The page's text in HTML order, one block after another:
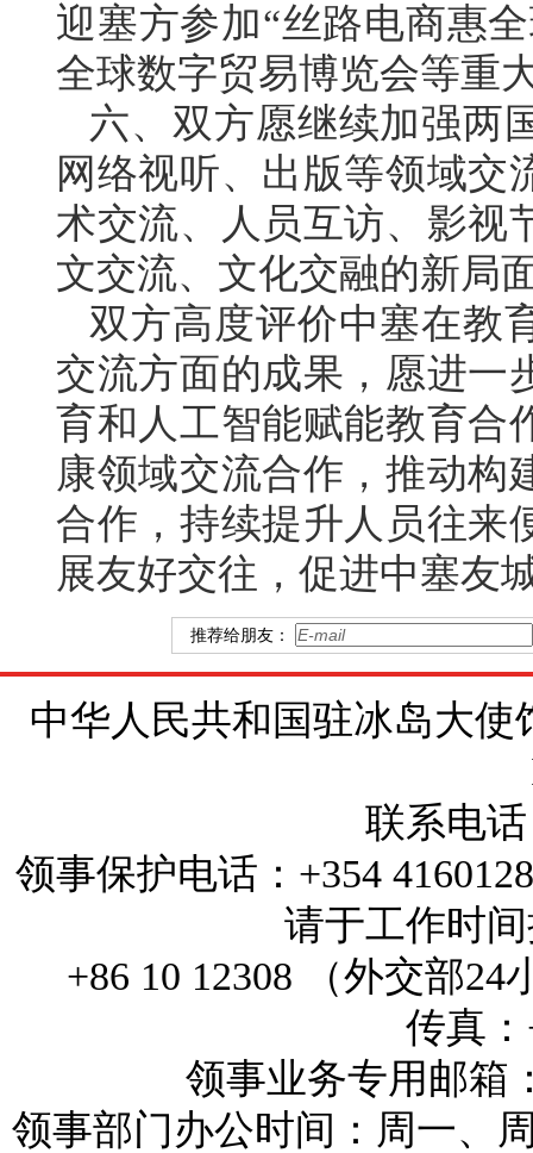
迎塞方参加“丝路电商惠
全球数字贸易博览会等重
六、双方愿继续加强两
网络视听、出版等领域交
术交流、人员互访、影视
文交流、文化交融的新局
双方高度评价中塞在教
交流方面的成果，愿进一
育和人工智能赋能教育合
康领域交流合作，推动构
合作，持续提升人员往来
展友好交往，促进中塞友
推荐给朋友：
中华人民共和国驻冰岛大使
联系电话
领事保护电话：+354
请于工作时间
+86 10 12308 （外交部
传真：
领事业务专用邮箱
领事部门办公时间：周一、